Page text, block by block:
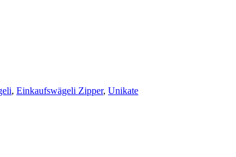
, Einkaufswägeli Zipper, Unikate